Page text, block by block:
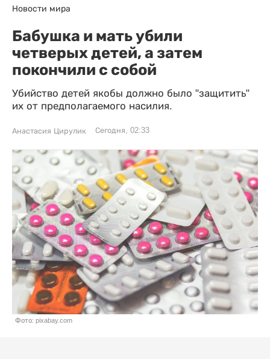
Новости мира
Бабушка и мать убили
четверых детей, а затем
покончили с собой
Убийство детей якобы должно было "защитить"
их от предполагаемого насилия.
Анастасия Цирулик Сегодня, 02:33
Фото: pixabay.com